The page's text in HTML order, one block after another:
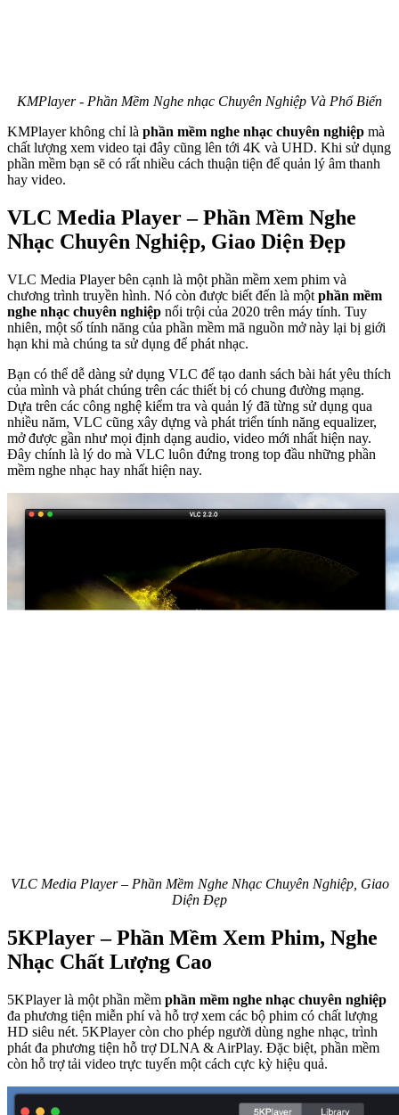
KMPlayer - Phần Mềm Nghe nhạc Chuyên Nghiệp Và Phổ Biến
KMPlayer không chỉ là phần mềm nghe nhạc chuyên nghiệp mà
chất lượng xem video tại đây cũng lên tới 4K và UHD. Khi sử dụng
phần mềm bạn sẽ có rất nhiều cách thuận tiện để quản lý âm thanh
hay video.
VLC Media Player – Phần Mềm Nghe
Nhạc Chuyên Nghiệp, Giao Diện Đẹp
VLC Media Player bên cạnh là một phần mềm xem phim và
chương trình truyền hình. Nó còn được biết đến là một phần mềm
nghe nhạc chuyên nghiệp nổi trội của 2020 trên máy tính. Tuy
nhiên, một số tính năng của phần mềm mã nguồn mở này lại bị giới
hạn khi mà chúng ta sử dụng để phát nhạc.
Bạn có thể dễ dàng sử dụng VLC để tạo danh sách bài hát yêu thích
của mình và phát chúng trên các thiết bị có chung đường mạng.
Dựa trên các công nghệ kiểm tra và quản lý đã từng sử dụng qua
nhiều năm, VLC cũng xây dựng và phát triển tính năng equalizer,
mở được gần như mọi định dạng audio, video mới nhất hiện nay.
Đây chính là lý do mà VLC luôn đứng trong top đầu những phần
mềm nghe nhạc hay nhất hiện nay.
VLC Media Player – Phần Mềm Nghe Nhạc Chuyên Nghiệp, Giao
Diện Đẹp
5KPlayer – Phần Mềm Xem Phim, Nghe
Nhạc Chất Lượng Cao
5KPlayer là một phần mềm phần mềm nghe nhạc chuyên nghiệp
đa phương tiện miễn phí và hỗ trợ xem các bộ phim có chất lượng
HD siêu nét. 5KPlayer còn cho phép người dùng nghe nhạc, trình
phát đa phương tiện hỗ trợ DLNA & AirPlay. Đặc biệt, phần mềm
còn hỗ trợ tải video trực tuyến một cách cực kỳ hiệu quả.